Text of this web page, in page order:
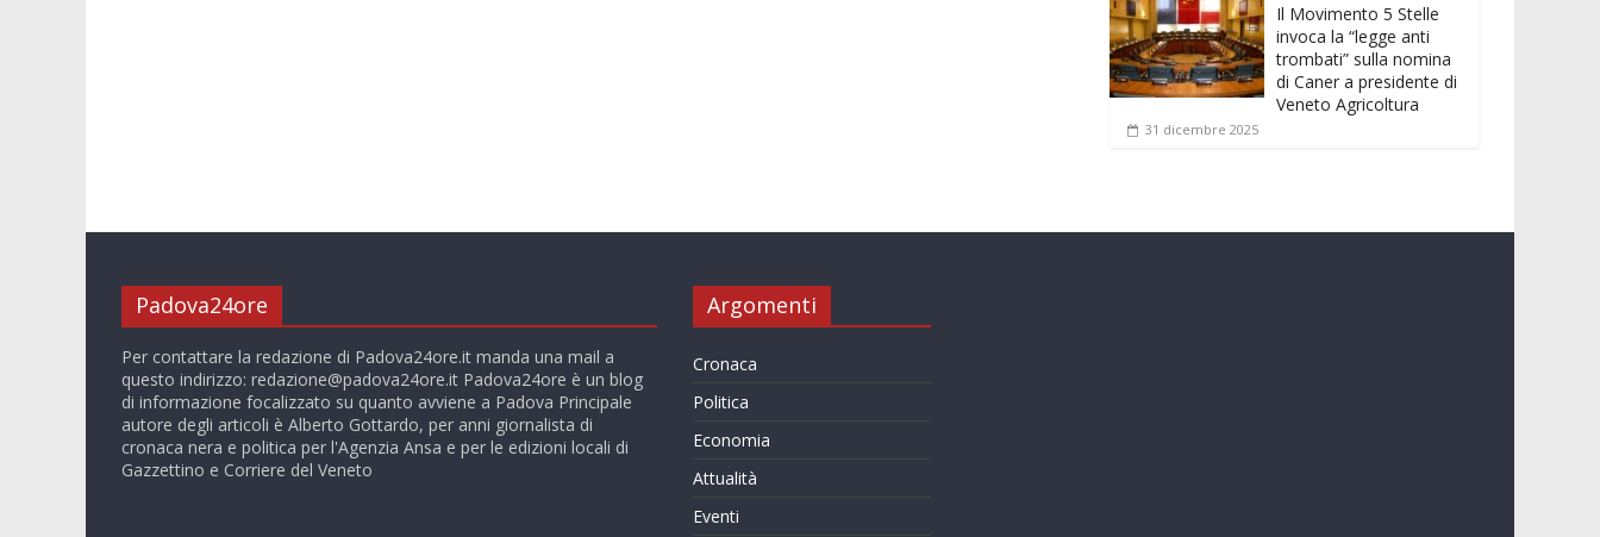
Il Movimento 5 Stelle
invoca la “legge anti
trombati” sulla nomina
di Caner a presidente di
Veneto Agricoltura
31 dicembre 2025
Padova24ore
Per contattare la redazione di Padova24ore.it manda una mail a
questo indirizzo: redazione@padova24ore.it Padova24ore è un blog
di informazione focalizzato su quanto avviene a Padova Principale
autore degli articoli è Alberto Gottardo, per anni giornalista di
cronaca nera e politica per l'Agenzia Ansa e per le edizioni locali di
Gazzettino e Corriere del Veneto
Argomenti
Cronaca
Politica
Economia
Attualità
Eventi